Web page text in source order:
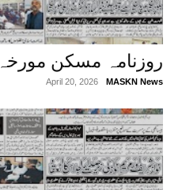
روزنامہ مسکن مورخہ 21 اپریل 2026
MASKN News
April 20, 2026